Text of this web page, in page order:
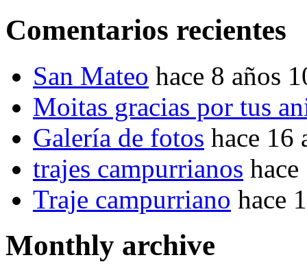
Comentarios recientes
San Mateo hace 8 años
Moitas gracias por tus
Galería de fotos hace 16
trajes campurrianos
Traje campurriano hace
Monthly archive